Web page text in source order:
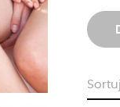
Sortuj